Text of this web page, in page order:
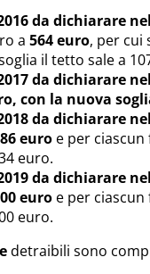
da dichiarare
a 564 euro, per cui
il tetto sale a
da dichiarare
con la nuova
da dichiarare
euro e per
euro.
da dichiarare
euro e per
euro.
detraibili sono